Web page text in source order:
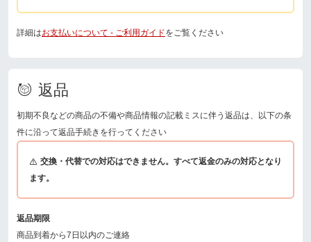
詳細はお支払いについて - ご利用ガイドをご覧ください
返品
初期不良などの商品の不備や商品情報の記載ミスに伴う返品は、以下の条
件に沿って返品手続きを行ってください
交換・代替での対応はできません。すべて返金のみの対応となり
ます。
返品期限
商品到着から7日以内のご連絡